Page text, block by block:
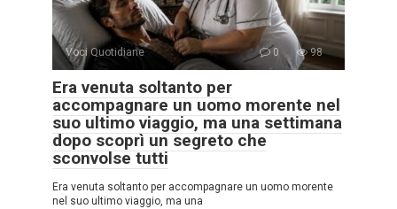
Voci Quotidiane 0 98
Era venuta soltanto per
accompagnare un uomo morente nel
suo ultimo viaggio, ma una settimana
dopo scoprì un segreto che
sconvolse tutti
Era venuta soltanto per accompagnare un uomo morente
nel suo ultimo viaggio, ma una